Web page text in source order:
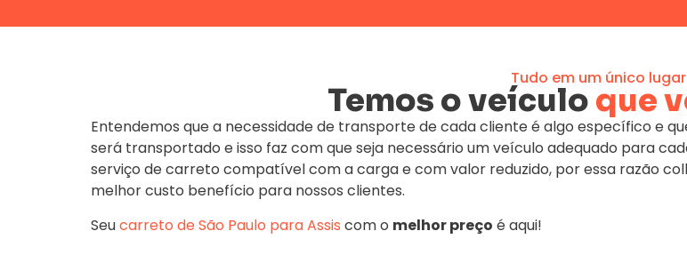
Tudo em um único lugar
Temos o veículo que
Entendemos que a necessidade de transporte de cada cliente é algo específico e
será transportado e isso faz com que seja necessário um veículo adequado para
serviço de carreto compatível com a carga e com valor reduzido, por essa razão
melhor custo benefício para nossos clientes.
Seucarreto de São Paulo para Assis com o melhor preço é aqui!